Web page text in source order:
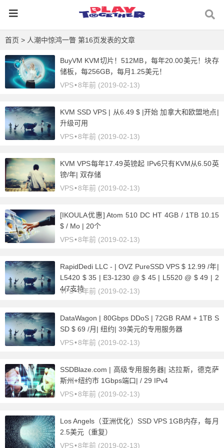
首页 > 人潮中惊鸿一瞥 第16页发表的文章
BuyVM KVM切片！512MB，每年20.00美元！块存
储板，每256GB，每月1.25美元！
VPS•8年前 (2019-02-13)
KVM SSD VPS | 从6.49 $ |开始 加拿大和欧盟地点|
升级可用
VPS•8年前 (2019-02-13)
KVM VPS每年17.49英镑起 IPv6只有KVM从6.50英
镑/年| 双存储
VPS•8年前 (2019-02-13)
[IKOULA优惠] Atom 510 DC HT 4GB / 1TB 10.15
$ / Mo | 20个
VPS•8年前 (2019-02-13)
RapidDedi LLC - | OVZ PureSSD VPS $ 12.99 /年|
L5420 $ 35 | E3-1230 @ $ 45 | L5520 @ $ 49 | 2
4/7支持
VPS•8年前 (2019-02-13)
DataWagon | 80Gbps DDoS | 72GB RAM + 1TB S
SD $ 69 /月| 纽约| 39美元的专用服务器
VPS•8年前 (2019-02-13)
SSDBlaze.com | 高级专用服务器| 达拉斯，德克萨
斯州+纽约市 1Gbps端口| / 29 IPv4
VPS•8年前 (2019-02-13)
Los Angels（亚洲优化）SSD VPS 1GB内存，每月
2.5美元（重复）
VPS•8年前 (2019-02-13)